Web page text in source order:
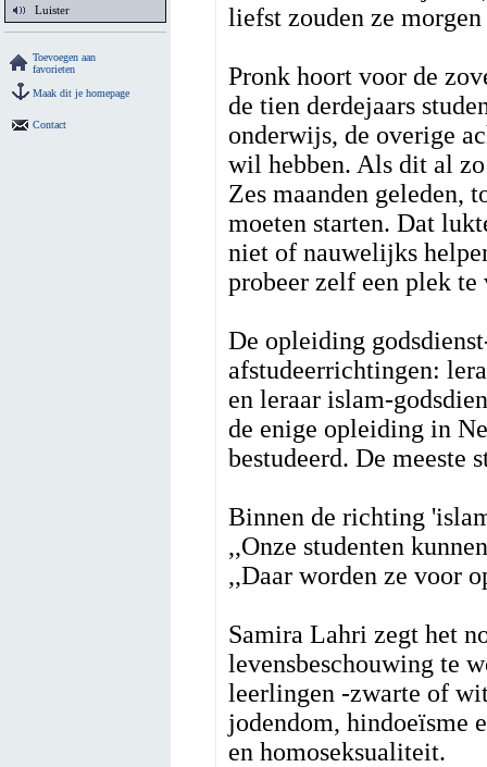
Luister
Toevoegen aan
favorieten
Maak dit je homepage
Contact
liefst zouden ze
Pronk hoort voor de
de tien derdejaars
onderwijs, de overige
wil hebben. Als dit al
Zes maanden geleden,
moeten starten. Dat
niet of nauwelijks
probeer zelf een plek te
De opleiding
afstudeerrichtingen:
en leraar islam-
de enige opleiding in
bestudeerd. De meeste
Binnen de richting
,,Onze studenten
,,Daar worden ze voor
Samira Lahri zegt het
levensbeschouwing te
leerlingen -zwarte of
jodendom, hindoeïsme
en homoseksualiteit.